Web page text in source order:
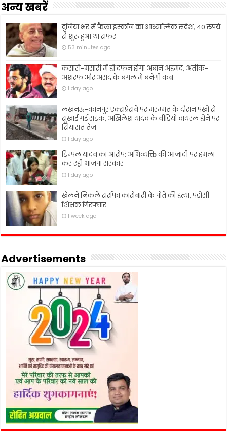
अन्य खबरें
दुनिया भर में फैला इस्कॉन का आध्यात्मिक संदेश, 40 रुपये
से शुरू हुआ था सफर
53 minutes ago
कसारी-मसारी में ही दफन होगा अबान अहमद, अतीक-
अशरफ और असद के बगल में बनेगी कब्र
1 day ago
लखनऊ-कानपुर एक्सप्रेसवे पर मरम्मत के दौरान पंखों से
सुखाई गई सड़क, अखिलेश यादव के वीडियो वायरल होने पर
सियासत तेज
1 day ago
डिम्पल यादव का आरोप: अभिव्यक्ति की आजादी पर हमला
कर रही भाजपा सरकार
1 day ago
खेलने निकले सर्राफा कारोबारी के पोते की हत्या, पड़ोसी
शिक्षक गिरफ्तार
1 week ago
Advertisements